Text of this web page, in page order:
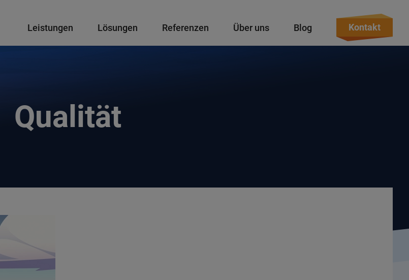
Leistungen Lösungen Referenzen Über uns Blog Kontakt
Qualität